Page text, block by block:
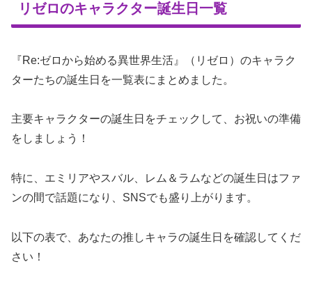
リゼロのキャラクター誕生日一覧
『Re:ゼロから始める異世界生活』（リゼロ）のキャラク
ターたちの誕生日を一覧表にまとめました。
主要キャラクターの誕生日をチェックして、お祝いの準備
をしましょう！
特に、エミリアやスバル、レム＆ラムなどの誕生日はファ
ンの間で話題になり、SNSでも盛り上がります。
以下の表で、あなたの推しキャラの誕生日を確認してくだ
さい！